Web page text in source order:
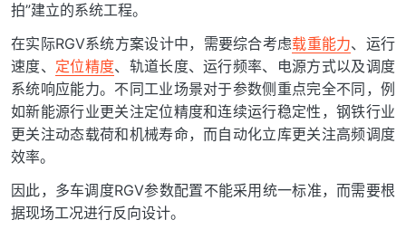
拍”建立的系统工程。
在实际RGV系统方案设计中，需要综合考虑载重能力、运行
速度、 定位精度、轨道长度、运行频率、电源方式以及调度
系统响应能力。不同工业场景对于参数侧重点完全不同，例
如新能源行业更关注定位精度和连续运行稳定性，钢铁行业
更关注动态载荷和机械寿命，而自动化立库更关注高频调度
效率。
因此，多车调度RGV参数配置不能采用统一标准，而需要根
据现场工况进行反向设计。